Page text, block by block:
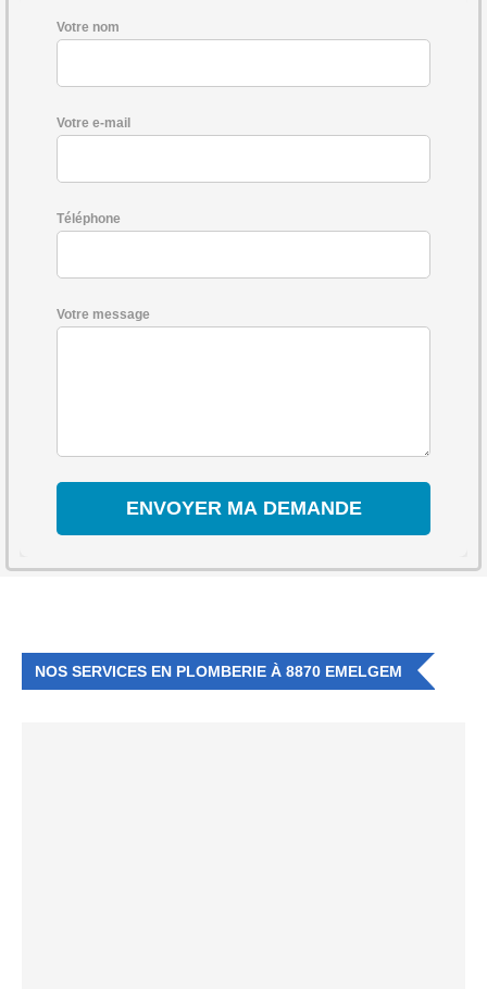
Votre nom
Votre e-mail
Téléphone
Votre message
NOS SERVICES EN PLOMBERIE À 8870 EMELGEM